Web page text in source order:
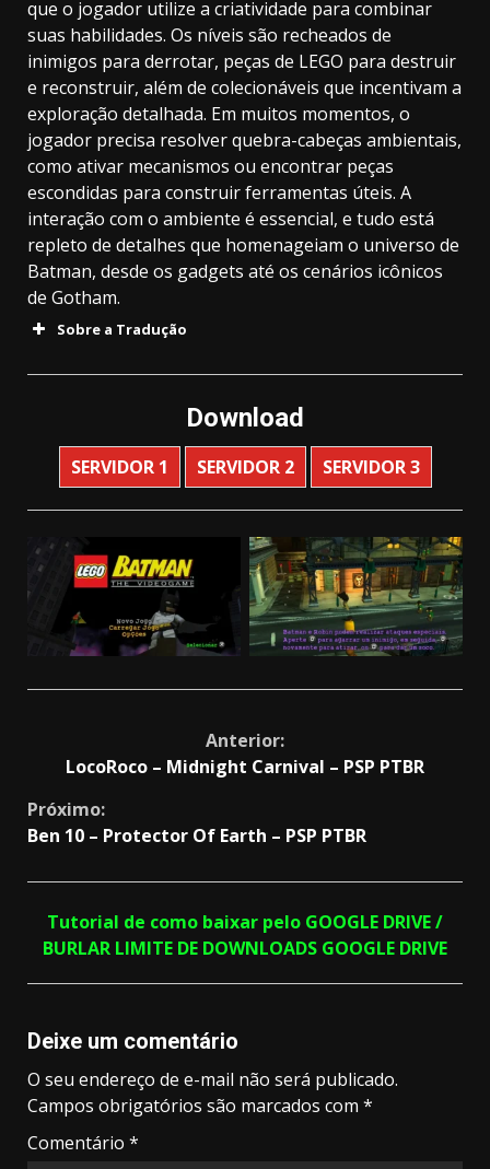
que o jogador utilize a criatividade para combinar
suas habilidades. Os níveis são recheados de
inimigos para derrotar, peças de LEGO para destruir
e reconstruir, além de colecionáveis que incentivam a
exploração detalhada. Em muitos momentos, o
jogador precisa resolver quebra-cabeças ambientais,
como ativar mecanismos ou encontrar peças
escondidas para construir ferramentas úteis. A
interação com o ambiente é essencial, e tudo está
repleto de detalhes que homenageiam o universo de
Batman, desde os gadgets até os cenários icônicos
de Gotham.
Sobre a Tradução
Download
SERVIDOR 1 SERVIDOR 2 SERVIDOR 3
Anterior:
LocoRoco – Midnight Carnival – PSP PTBR
Próximo:
Ben 10 – Protector Of Earth – PSP PTBR
Tutorial de como baixar pelo GOOGLE DRIVE /
BURLAR LIMITE DE DOWNLOADS GOOGLE DRIVE
Deixe um comentário
O seu endereço de e-mail não será publicado.
Campos obrigatórios são marcados com *
Comentário *